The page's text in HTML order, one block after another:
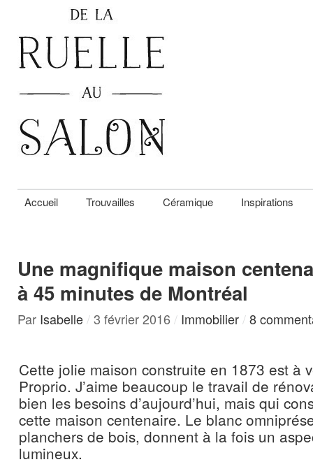
Accueil Trouvailles Céramique Inspirations
Une magnifique maison
à 45 minutes de Montréal
Par Isabelle /3 février 2016 / Immobilier /8
Cette jolie maison construite en 1873 est à
Proprio. J’aime beaucoup le travail de
bien les besoins d’aujourd’hui, mais qui
cette maison centenaire. Le blanc
planchers de bois, donnent à la fois un
lumineux.